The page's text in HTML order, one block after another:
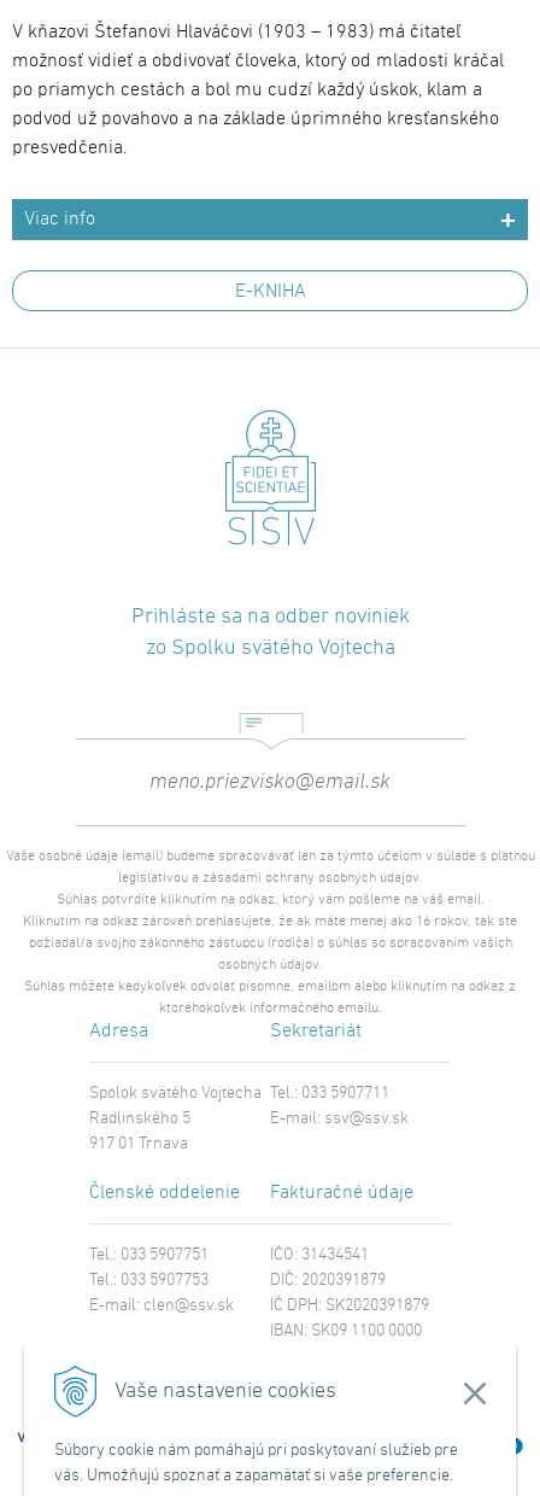
Vaše nastavenie cookies
Súbory cookie nám pomáhajú pri poskytovaní služieb pre
vás. Umožňujú spoznať a zapamätať si vaše preferencie.
V kňazovi Štefanovi Hlaváčovi (1903 – 1983) má čitateľ
možnosť vidieť a obdivovať človeka, ktorý od mladosti kráčal
po priamych cestách a bol mu cudzí každý úskok, klam a
podvod už povahovo a na základe úprimného kresťanského
presvedčenia.
Viac info
E-KNIHA
Prihláste sa na odber noviniek
zo Spolku svätého Vojtecha
Vaše osobné údaje (email) budeme spracovávať len za týmto účelom v súlade s platnou
legislatívou a zásadami ochrany osobných údajov.
Súhlas potvrdíte kliknutím na odkaz, ktorý vám pošleme na váš email.
Kliknutím na odkaz zároveň prehlasujete, že ak máte menej ako 16 rokov, tak ste
požiadal/a svojho zákonného zástupcu (rodiča) o súhlas so spracovaním vašich
osobných údajov.
Súhlas môžete kedykoľvek odvolať písomne, emailom alebo kliknutím na odkaz z
ktoréhokoľvek informačného emailu.
Adresa
Spolok svätého Vojtecha
Radlinského 5
917 01 Trnava
Sekretariát
Tel.: 033 5907711
E-mail: ssv@ssv.sk
Členské oddelenie
Tel.: 033 5907751
Tel.: 033 5907753
E-mail: clen@ssv.sk
Fakturačné údaje
IČO: 31434541
DIČ: 2020391879
IČ DPH: SK2020391879
IBAN: SK09 1100 0000
SWIFT: TATRSKBX